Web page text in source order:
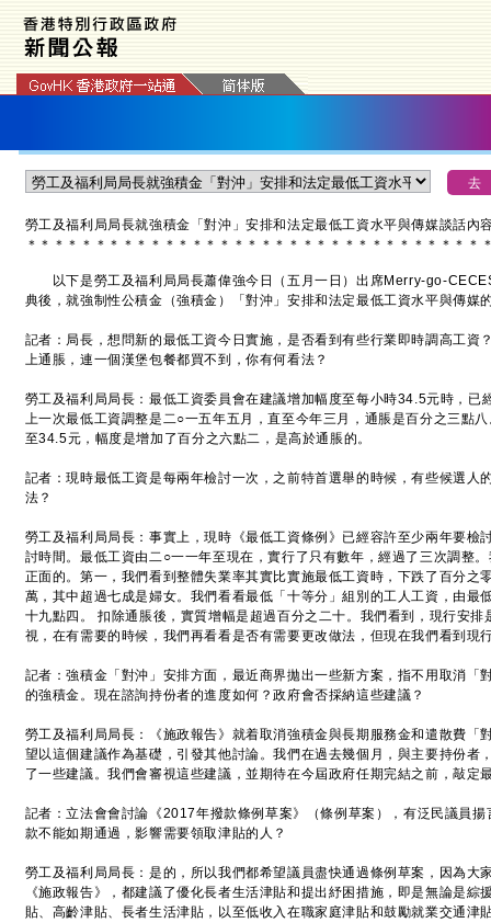
勞工及福利局局長就強積金「對沖」安排和法定最低工資水平與傳媒談話內
＊ ＊ ＊ ＊ ＊ ＊ ＊ ＊ ＊ ＊ ＊ ＊ ＊ ＊ ＊ ＊ ＊ ＊ ＊ ＊ ＊ ＊ ＊ ＊ ＊ ＊ ＊ ＊ ＊ ＊ ＊ ＊ ＊
以下是勞工及福利局局長蕭偉強今日（五月一日）出席Merry-go-
典後，就強制性公積金（強積金）「對沖」安排和法定最低工資水平與傳媒
記者：局長，想問新的最低工資今日實施，是否看到有些行業即時調高工資
上通脹，連一個漢堡包餐都買不到，你有何看法？
勞工及福利局局長：最低工資委員會在建議增加幅度至每小時34.5元時，已
上一次最低工資調整是二○一五年五月，直至今年三月，通脹是百分之三點
至34.5元，幅度是增加了百分之六點二，是高於通脹的。
記者：現時最低工資是每兩年檢討一次，之前特首選舉的時候，有些候選人
法？
勞工及福利局局長：事實上，現時《最低工資條例》已經容許至少兩年要檢
討時間。最低工資由二○一一年至現在，實行了只有數年，經過了三次調整
正面的。第一，我們看到整體失業率其實比實施最低工資時，下跌了百分之
萬，其中超過七成是婦女。我們看看最低「十等分」組別的工人工資，由最
十九點四。 扣除通脹後，實質增幅是超過百分之二十。我們看到，現行安
視，在有需要的時候，我們再看看是否有需要更改做法，但現在我們看到現
記者：強積金「對沖」安排方面，最近商界拋出一些新方案，指不用取消「
的強積金。現在諮詢持份者的進度如何？政府會否採納這些建議？
勞工及福利局局長：《施政報告》就着取消強積金與長期服務金和遣散費「
望以這個建議作為基礎，引發其他討論。我們在過去幾個月，與主要持份者
了一些建議。我們會審視這些建議，並期待在今屆政府任期完結之前，敲定
記者：立法會會討論《2017年撥款條例草案》（條例草案），有泛民議員
款不能如期通過，影響需要領取津貼的人？
勞工及福利局局長：是的，所以我們都希望議員盡快通過條例草案，因為大
《施政報告》，都建議了優化長者生活津貼和提出紓困措施，即是無論是綜
貼、高齡津貼、長者生活津貼，以至低收入在職家庭津貼和鼓勵就業交通津